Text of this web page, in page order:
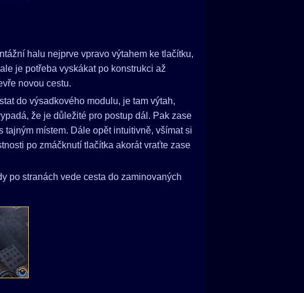
halu nejprve vpravo výtahem ke tlačítku,
je potřeba vyskákat po konstrukci až
novou cestu.
do výsadkového modulu, je tam výtah,
že je důležité pro postup dál. Pak zase
tajným místem. Dále opět intuitivně, všímat si
po zmáčknutí tlačítka akorát vraťte zase
po stranách vede cesta do zaminovaných